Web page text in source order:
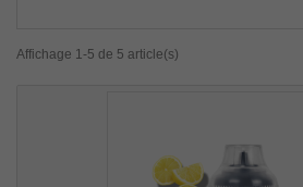
Affichage 1-5 de 5 article(s)